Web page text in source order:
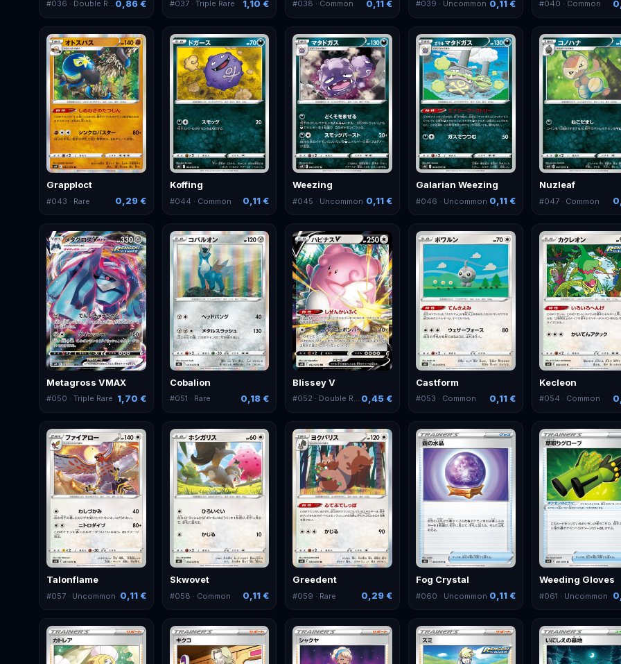
#036 · Double Rare 0,86 € #037· Triple Rare 1,10 € #038 · Common 0,11 € #039 · Uncommon 0,11 € #040 · Common
Grapploct
#043 · Rare 0,29 €
Koffing
#044 · Common 0,11 €
Weezing
#045 · Uncommon 0,11 €
Galarian Weezing
#046 · Uncommon 0,11 €
Nuzleaf
#047· Common
Metagross VMAX
#050 · Triple Rare 1,70 €
Cobalion
#051 · Rare 0,18 €
Blissey V
#052 · Double Rare 0,45 €
Castform
#053 · Common 0,11 €
Kecleon
#054 · Common
Talonflame
#057 · Uncommon 0,11 €
Skwovet
#058 · Common 0,11 €
Greedent
#059 · Rare 0,29 €
Fog Crystal
#060 · Uncommon 0,11 €
Weeding Gloves
#061 · Uncommon